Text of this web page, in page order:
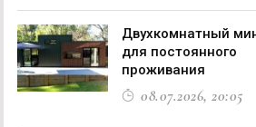
Двухкомнатный
для постоянного
проживания
08.07.2026, 20:05